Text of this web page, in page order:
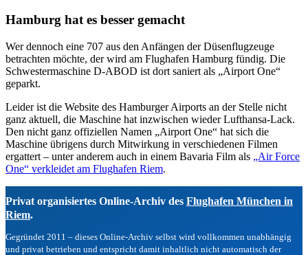
Hamburg hat es besser gemacht
Wer dennoch eine 707 aus den Anfängen der Düsenflugzeuge
betrachten möchte, der wird am Flughafen Hamburg fündig. Die
Schwestermaschine D-ABOD ist dort saniert als „Airport One“
geparkt.
Leider ist die Website des Hamburger Airports an der Stelle nicht
ganz aktuell, die Maschine hat inzwischen wieder Lufthansa-Lack.
Den nicht ganz offiziellen Namen „Airport One“ hat sich die
Maschine übrigens durch Mitwirkung in verschiedenen Filmen
ergattert – unter anderem auch in einem Bavaria Film als „Air Force
One“ verkleidet am Flughafen Riem.
Privat organisiertes Online-Archiv des Flughafen München in
Riem.
Gegründet 2011 – dieses Online-Archiv selbst wird vollkommen unabhängig
und privat betrieben und entspricht damit inhaltlich nicht automatisch der